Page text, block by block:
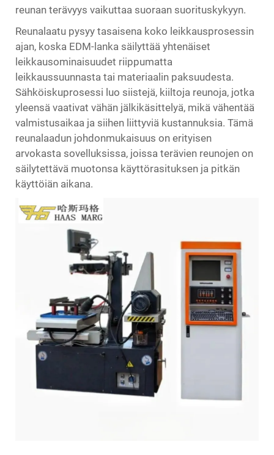
reunan terävyys vaikuttaa suoraan suorituskykyyn.
Reunalaatu pysyy tasaisena koko leikkausprosessin
ajan, koska EDM-lanka säilyttää yhtenäiset
leikkausominaisuudet riippumatta
leikkaussuunnasta tai materiaalin paksuudesta.
Sähköiskuprosessi luo siistejä, kiiltoja reunoja, jotka
yleensä vaativat vähän jälkikäsittelyä, mikä vähentää
valmistusaikaa ja siihen liittyviä kustannuksia. Tämä
reunalaadun johdonmukaisuus on erityisen
arvokasta sovelluksissa, joissa terävien reunojen on
säilytettävä muotonsa käyttörasituksen ja pitkän
käyttöiän aikana.